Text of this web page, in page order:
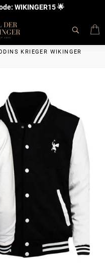
WIKINGER15 🌟
KRIEGER WIKINGER